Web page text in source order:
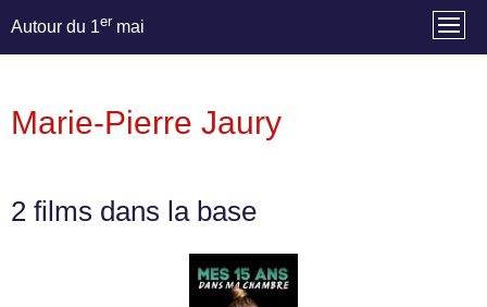
Autour du 1er mai
Marie-Pierre Jaury
2 films dans la base